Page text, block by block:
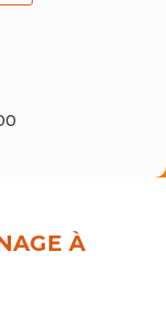
À